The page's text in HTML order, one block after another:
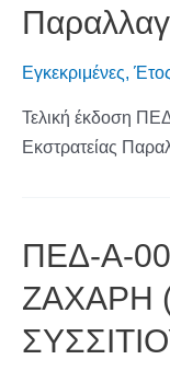
Εγκεκριμένες,
Τελική έκδοση
Εκστρατείας
ΠΕΔ-Α-
ΖΑΧΑΡΗ